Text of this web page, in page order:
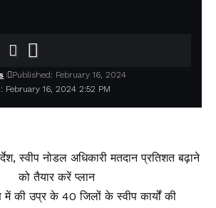
February 16, 2024 2:52 PM
Published: February 16, 2024
की उप्र के 40 जिलों के स्वीप कार्यों की